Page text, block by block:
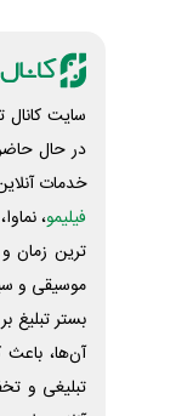
بخش معرف
سایت
در حال
خدمات
فیلیمو، نماوا،
ترین زمان
موسیقی و
بستر تبلیغ
آن‌ها،
تبلیغی و